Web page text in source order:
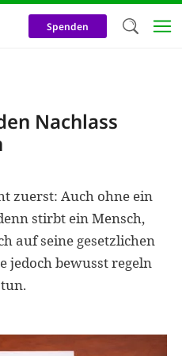
Spenden
Nachlass
zuerst: Auch ohne ein
stirbt ein Mensch,
auf seine gesetzlichen
jedoch bewusst regeln
nutzen
Cookies zu